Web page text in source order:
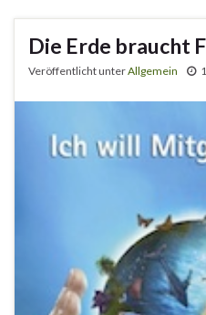
Die Erde braucht
Veröffentlicht unterAllgemein